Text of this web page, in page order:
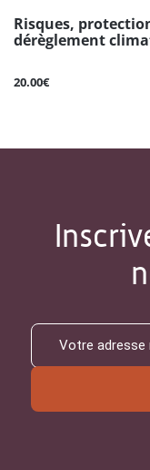
Risques,
dérèglement
20.00€